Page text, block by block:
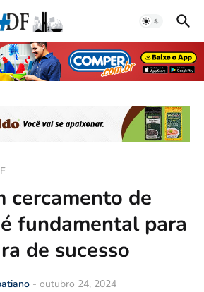
cercamento de
fundamental para
de sucesso
- outubro 24, 2024